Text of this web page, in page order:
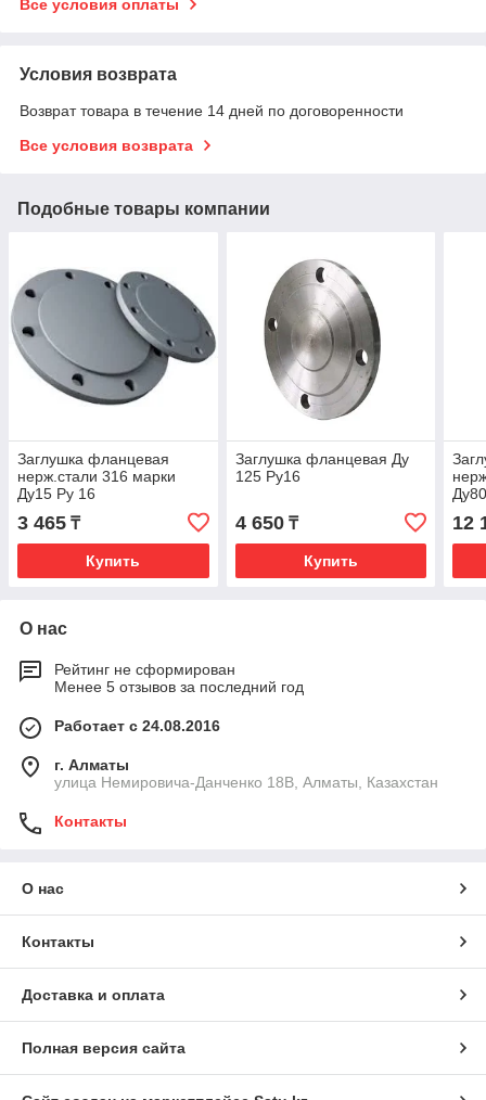
Все условия оплаты
Условия возврата
Возврат товара в течение 14 дней по договоренности
Все условия возврата
Подобные товары компании
Заглушка фланцевая
нерж.стали 316 марки
Ду15 Ру 16
3 465 ₸
Купить
Заглушка фланцевая Ду
125 Ру16
4 650₸
Купить
12
О нас
Рейтинг не сформирован
Менее 5 отзывов за последний год
Работает с 24.08.2016
г. Алматы
улица Немировича-Данченко 18В, Алматы, Казахстан
Контакты
О нас
Контакты
Доставка и оплата
Полная версия сайта